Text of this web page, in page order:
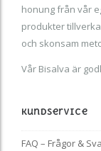
honung från vår
produkter
och skonsam
Vår Bisalva är
Kundservice
FAQ – Frågor &